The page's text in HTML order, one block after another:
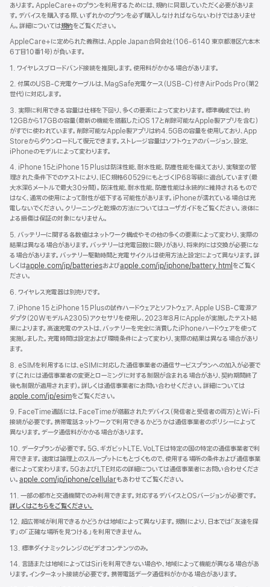
あります。AppleCare+のプランを利用するためには、規約に同意していただく必要がありま
す。デバイスを購入する際、いずれかのプランを必ず購入しなければならないわけではありませ
ん。詳細については規約（新
ウ
イ
ン
ウ
開
き
ま
す）
をご覧ください。
AppleCare+に定められた義務は、Apple Japan合同会社（106-6140 東京都港区六本木
6丁目10番1号）が負いま す 。
1. ワイヤレスブロードバンド接続を推奨します。使用料がかかる場合があります。
2. 付属のUSB-C充電ケーブルは、MagSafe充電ケース（USB-C）付きAirPods Pro（第2
世代）に対応します。
3. 実際に利用できる容量は仕様を下回り、多くの要素によって変わります。標準構成では、約
12GBから17GBの容量（最新の機能を搭載したiOS 17と削除可能なApple製アプリを含む）
がすでに使われています。削除可能なApple製アプリは約4.5GBの容量を使用しており、App
Storeからダウンロードして復元できます。ストレージ容量はソフトウェアのバージョン、設定、
iPhoneのモデルによって変わります。
4. iPhone 15とiPhone 15 Plusは防沫性能、耐水性能、防塵性能を備えており、実験室の管
理された条件下でのテストにより、IEC規格60529にもとづくIP68等級に適合しています（最
大水深6メートルで最大30分間）。防沫性能、耐水性能、防塵性能は永続的に維持されるもので
はなく、通常の使用によって耐性が低下する可能性があります。iPhoneが濡れている場合は充
電しないでください。クリーニングと乾燥の方法についてはユーザガイドをご覧ください。液体に
よる損傷は保証の対象になりません。
5. バッテリーに関する各数値はネットワーク構成やその他の多くの要素によって変わり、実際の
結果は異なる場合があります。バッテリーは充電回数に限りがあり、将来的には交換が必要にな
る場合があります。バッテリー駆動時間と充電サイクルは使用方法と設定によって異なります。詳
しくはapple.com/jp/batteriesおよびapple.com/jp/iphone/battery.html をご覧く
ださい。
6. ワイヤレス充電器は別売りです。
7. iPhone 15 とiPhone 15 Plusの試作ハードウェアとソフトウェア、Apple USB-C電源ア
ダプタ（20WモデルA2305）アクセサリを使用し、2023年8月にAppleが実施したテスト結
果によります。高速充電のテストは、バッテリーを完全に消費したiPhoneハードウェアを使って
実施しました。充電時間は設定および環境条件によって変わり、実際の結果は異なる場合があり
ます。
8. eSIMを利用するには、eSIMに対応した通信事業者の通信サービスプランへの加入が必要で
す（これには通信事業者の変更とローミングに対する制限が含まれる場合があり、契約期間終了
後も制限が適用されます）。詳しくは通信事業者にお問い合わせください。詳細については
apple.com/jp/esimをご覧ください。
9. FaceTime通話には、FaceTimeが搭載されたデバイス（発信者と受信者の両方）とWi-Fi
接続が必要です。携帯電話ネットワークで利用できるかどうかは通信事業者のポリシーによって
異なります。データ通信料がかかる場合があります。
10. データプランが必要です。5G、ギガビットLTE、VoLTEは特定の国の特定の通信事業者で利
用できます。速度は論理上のスループットにもとづくもので、使用する場所の条件および通信事業
者によって変わります。5GおよびLTE対応の詳細については通信事業者にお問い合わせくださ
い。 apple.com/jp/iphone/cellularもあわせてご覧ください。
11. 一部の都市と交通機関でのみ利用できます。対応するデバイスとOSバージョンが必要です。
詳しくはこちらをご覧ください。
12. 超広帯域が利用できるかどうかは地域によって異なります。規制により、日本では「友達を探
す」の「正確な場所を見つける」を利用できません。
13. 標準ダイナミックレンジのビデオコンテンツのみ。
14. 言語または地域によってはSiriを利用できない場合や、地域によって機能が異なる場合があ
ります。インターネット接続が必要です。携帯電話データ通信料がかかる場合があります。